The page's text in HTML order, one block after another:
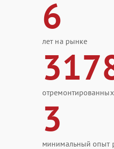
6
лет на рынке
отремонтированных
3
минимальный опыт